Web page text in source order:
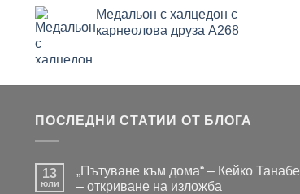
Медальон с халцедон с
карнеолова друза A268
ПОСЛЕДНИ СТАТИИ ОТ БЛОГА
13
юли
„Пътуване към дома“ – Кейко Танабе
– откриване на изложба